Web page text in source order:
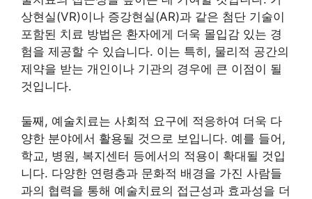
상현실(VR)이나 증강현실(AR)과 같은 첨단 기술이
포함된 치료 방법은 환자에게 더욱 몰입감 있는 경
험을 제공할 수 있습니다. 이는 특히, 물리적 공간의
제약을 받는 개인이나 기관의 경우에 큰 이점이 될
것입니다.
둘째, 예술치료는 사회적 요구에 적응하여 더욱 다
양한 분야에서 활용될 것으로 보입니다. 예를 들어,
학교, 병원, 복지센터 등에서의 적용이 확대될 것입
니다. 다양한 연령층과 문화적 배경을 가진 사람들
과의 협력을 통해 예술치료의 접근성과 효과성을 더